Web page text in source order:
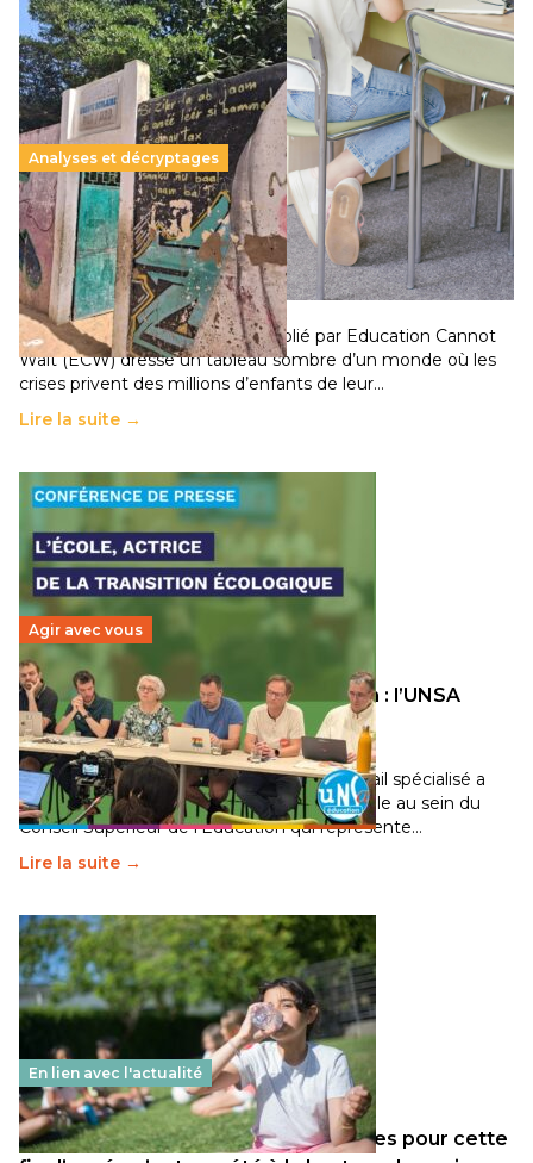
Analyses et décryptages
258 millions d’enfants victimes de la guerre, des
chocs climatiques et des déplacements de
population
11 juillet 2026- National
Un nouveau rapport mondial publié par Education Cannot
Wait (ECW) dresse un tableau sombre d’un monde où les
crises privent des millions d’enfants de leur…
Lire la suite →
Agir avec vous
Transition écologique de l’éducation : l’UNSA
Éducation fait bouger les lignes
30 juin 2026-National
Pendant plusieurs mois, un groupe de travail spécialisé a
travaillé sur la transition écologique de l’Ecole au sein du
Conseil Supérieur de l’Éducation qui représente…
Lire la suite →
En lien avec l'actualité
Les décisions ministérielles attendues pour cette